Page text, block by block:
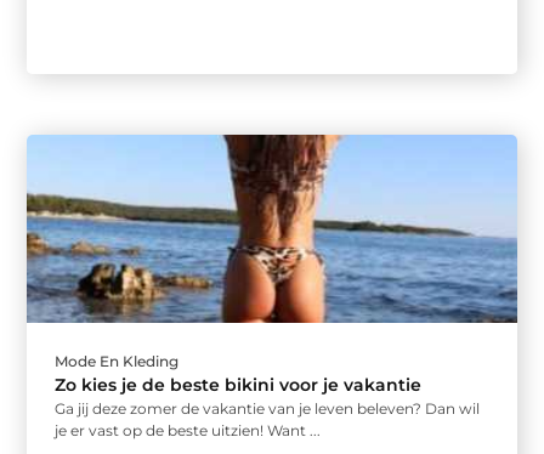
Mode En Kleding
Zo kies je de beste bikini voor je vakantie
Ga jij deze zomer de vakantie van je leven beleven? Dan wil
je er vast op de beste uitzien! Want ...